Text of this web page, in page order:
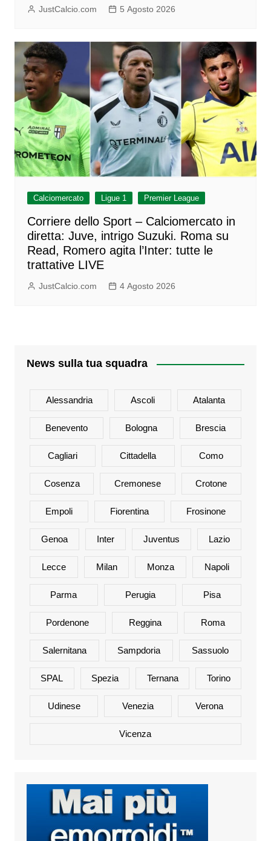
JustCalcio.com 5 Agosto 2026
Calciomercato Ligue 1 Premier League
Corriere dello Sport – Calciomercato in
diretta: Juve, intrigo Suzuki. Roma su
Read, Romero agita l’Inter: tutte le
trattative LIVE
JustCalcio.com 4 Agosto 2026
News sulla tua squadra
Alessandria Ascoli Atalanta
Benevento Bologna Brescia
Cagliari Cittadella Como
Cosenza Cremonese Crotone
Empoli Fiorentina Frosinone
Genoa Inter Juventus Lazio
Lecce Milan Monza Napoli
Parma Perugia Pisa
Pordenone Reggina Roma
Salernitana Sampdoria Sassuolo
SPAL Spezia Ternana Torino
Udinese Venezia Verona
Vicenza